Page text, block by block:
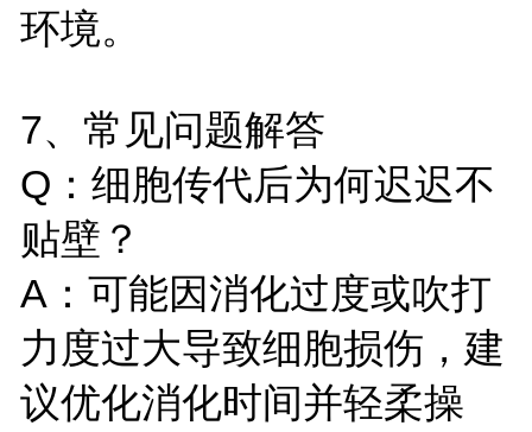
环境。
7、常见问题解答
Q：细胞传代后为何迟迟不
贴壁？
A：可能因消化过度或吹打
力度过大导致细胞损伤，建
议优化消化时间并轻柔操